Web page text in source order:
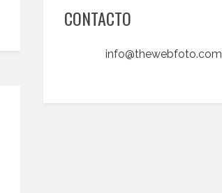
CONTACTO
info@thewebfoto.com